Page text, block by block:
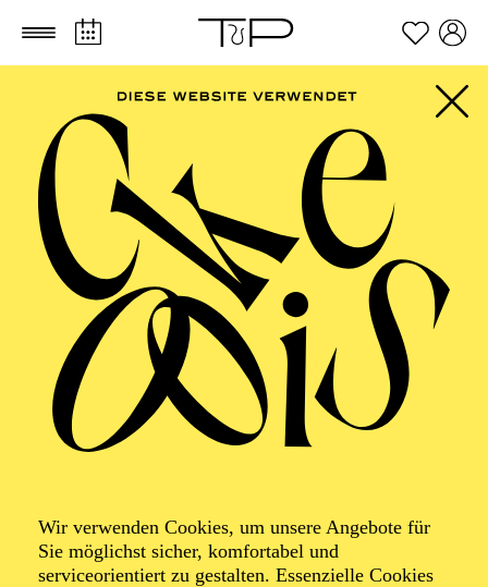
Zum Hauptinhalt springen Zum Footer springen
Wir verwenden Cookies, um unsere Angebote für
Sie möglichst sicher, komfortabel und
serviceorientiert zu gestalten. Essenzielle Cookies